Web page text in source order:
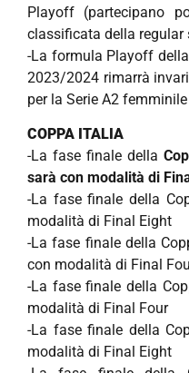
Playoff (partecipano
classificata della regular
-La formula Playoff
2023/2024 rimarrà
per la Serie A2
COPPA ITALIA
-La fase finale della
sarà con modalità di
-La fase finale della
modalità di Final Eight
-La fase finale della
con modalità di Final
-La fase finale della
modalità di Final Four
-La fase finale della
modalità di Final Eight